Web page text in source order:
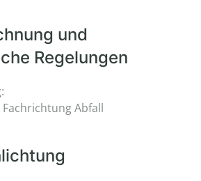
und
Regelungen
Abfall